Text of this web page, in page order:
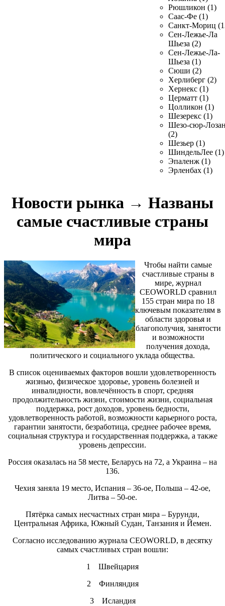
Рюшликон (1)
Саас-Фе (1)
Санкт-Мориц
Сен-Лежье-Ла
Шьеза (2)
Сен-Лежье-Ла-
Шьеза (1)
Сюши (2)
Херлиберг (2)
Хернекс (1)
Церматт (1)
Цолликон (1)
Шезерекс (1)
Шезо-сюр-
(2)
Шезьер (1)
ШиндельЛее (1)
Эпаленж (1)
Эрленбах (1)
Новости рынка → Названы
самые счастливые страны
мира
Чтобы найти самые
счастливые страны в
мире, журнал
CEOWORLD сравнил
155 стран мира по 18
ключевым показателям в
области здоровья и
благополучия, занятости
и возможности
получения дохода,
политического и социального уклада общества.
В список оцениваемых факторов вошли удовлетворенность
жизнью, физическое здоровье, уровень болезней и
инвалидности, вовлечённость в спорт, средняя
продолжительность жизни, стоимости жизни, социальная
поддержка, рост доходов, уровень бедности,
удовлетворенность работой, возможности карьерного роста,
гарантии занятости, безработица, среднее рабочее время,
социальная структура и государственная поддержка, а также
уровень депрессии.
Россия оказалась на 58 месте, Беларусь на 72, а Украина – на
136.
Чехия заняла 19 место, Испания – 36-ое, Польша – 42-ое,
Литва – 50-ое.
Пятёрка самых несчастных стран мира – Бурунди,
Центральная Африка, Южный Судан, Танзания и Йемен.
Согласно исследованию журнала CEOWORLD, в десятку
самых счастливых стран вошли:
1 Швейцария
2 Финляндия
3 Исландия